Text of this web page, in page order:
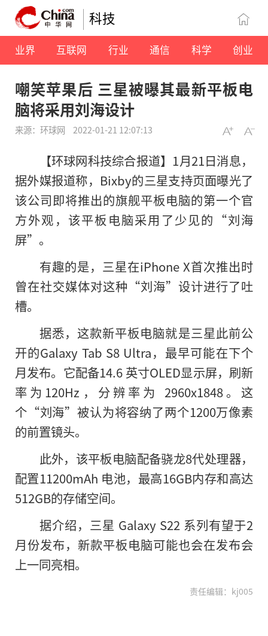
科技
业界 互联网 行业 通信 科学 创业
嘲笑苹果后 三星被曝其最新平板电
脑将采用刘海设计
来源：环球网 2022-01-21 12:07:13
【环球网科技综合报道】 1月21日消息，
据外媒报道称，Bixby的三星支持页面曝光了
该公司即将推出的旗舰平板电脑的第一个官
方外观，该平板电脑采用了少见的“刘海
屏”。
有趣的是，三星在iPhone X首次推出时
曾在社交媒体对这种“刘海”设计进行了吐
槽。
据悉，这款新平板电脑就是三星此前公
开的Galaxy Tab S8 Ultra，最早可能在下个
月发布。它配备14.6 英寸OLED显示屏，刷新
率为120Hz，分辨率为 2960x1848。这
个“刘海”被认为将容纳了两个1200万像素
的前置镜头。
此外，该平板电脑配备骁龙8代处理器，
配置11200mAh 电池，最高16GB内存和高达
512GB的存储空间。
据介绍，三星 Galaxy S22 系列有望于2
月份发布，新款平板电脑可能也会在发布会
上一同亮相。
责任编辑：kj005